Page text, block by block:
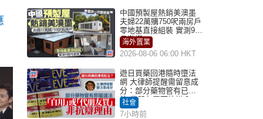
中國預製屋熱銷美澳墨
夫婦22萬購750呎兩房戶
零地基直接組裝 實測9個
月激讚
海外置業
2026-08-06 06:00 HKT
遊日買藥回港隨時墮法
網 大律師提醒需留意成
分：部分藥物管有已違
法 代朋友買可抗辯？
社會
7小時前